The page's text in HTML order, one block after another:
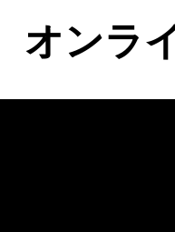
オンラ